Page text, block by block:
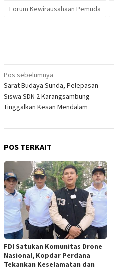
Forum Kewirausahaan Pemuda
Navigasi
pos
Pos sebelumnya
Sarat Budaya Sunda, Pelepasan
Siswa SDN 2 Karangsambung
Tinggalkan Kesan Mendalam
POS TERKAIT
FDI Satukan Komunitas Drone
Nasional, Kopdar Perdana
Tekankan Keselamatan dan